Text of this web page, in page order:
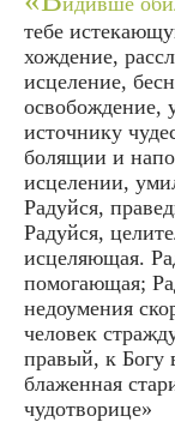
тебе
хождение,
исцеление,
освобождение,
источнику
болящии и
исцелении,
Радуйся,
Радуйся,
исцеляющая.
помогающая;
недоумения
человек
правый, к Богу
блаженная
чудотворице»